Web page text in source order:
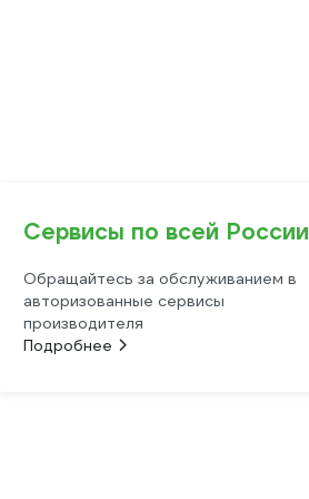
Сервисы по всей России
Обращайтесь за обслуживанием в
авторизованные сервисы
производителя
Подробнее